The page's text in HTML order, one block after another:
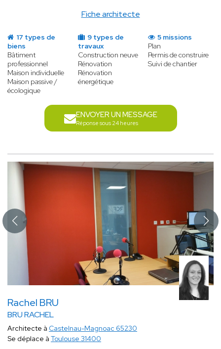
Fiche architecte
17 types de
biens
Bâtiment
professionnel
Maison individuelle
Maison passive /
écologique
9 types de
travaux
Construction neuve
Rénovation
Rénovation
énergétique
5 missions
Plan
Permis de construire
Suivi de chantier
ENVOYER UN MESSAGE
Réponse sous 24 heures
Rachel BRU
BRU RACHEL
Architecte à Castelnau-Magnoac 65230
Se déplace à Toulouse 31400